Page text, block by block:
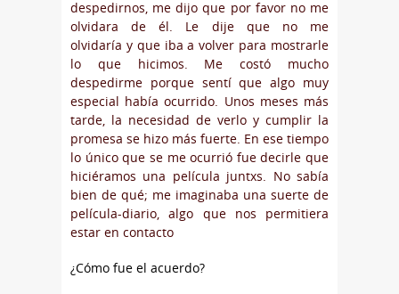
despedirnos, me dijo que por favor no me
olvidara de él. Le dije que no me
olvidaría y que iba a volver para mostrarle
lo que hicimos. Me costó mucho
despedirme porque sentí que algo muy
especial había ocurrido. Unos meses más
tarde, la necesidad de verlo y cumplir la
promesa se hizo más fuerte. En ese tiempo
lo único que se me ocurrió fue decirle que
hiciéramos una película juntxs. No sabía
bien de qué; me imaginaba una suerte de
película-diario, algo que nos permitiera
estar en contacto
¿Cómo fue el acuerdo?